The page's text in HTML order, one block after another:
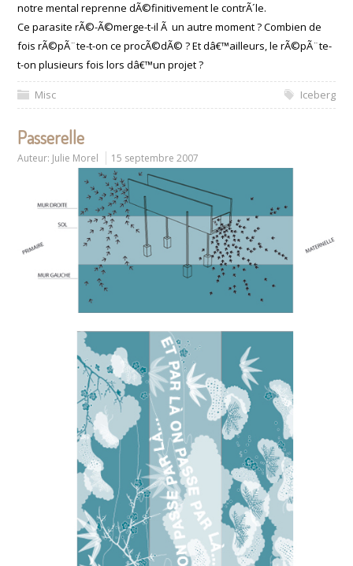
notre mental reprenne dÃ©finitivement le contrÃ´le.
Ce parasite rÃ©-Ã©merge-t-il Ã un autre moment ? Combien de
fois rÃ©pÃ¨te-t-on ce procÃ©dÃ© ? Et dâ€™ailleurs, le rÃ©pÃ¨te-
t-on plusieurs fois lors dâ€™un projet ?
Misc Iceberg
Passerelle
Auteur: Julie Morel 15 septembre 2007